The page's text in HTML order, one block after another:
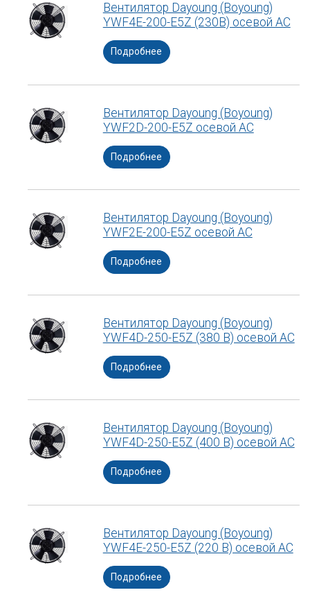
Вентилятор Dayoung (Boyoung)
YWF4E-200-E5Z (230В) осевой АС
Подробнее
Вентилятор Dayoung (Boyoung)
YWF2D-200-E5Z осевой АС
Подробнее
Вентилятор Dayoung (Boyoung)
YWF2E-200-E5Z осевой АС
Подробнее
Вентилятор Dayoung (Boyoung)
YWF4D-250-E5Z (380 В) осевой АС
Подробнее
Вентилятор Dayoung (Boyoung)
YWF4D-250-E5Z (400 В) осевой АС
Подробнее
Вентилятор Dayoung (Boyoung)
YWF4E-250-E5Z (220 В) осевой АС
Подробнее